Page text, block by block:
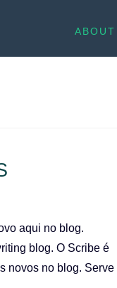
ABOUT
aqui no blog.
blog. O Scribe é
novos no blog. Serve